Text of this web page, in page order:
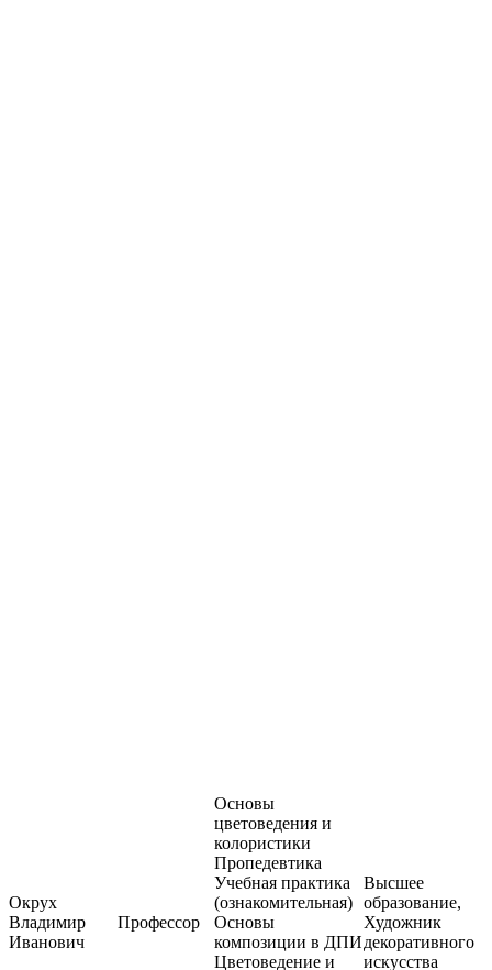
Окрух
Владимир
Иванович
Профессор
Основы
цветоведения и
колористики
Пропедевтика
Учебная практика
(ознакомительная)
Основы
композиции в ДПИ
Цветоведение и
Высшее
образование,
Художник
декоративного
искусства